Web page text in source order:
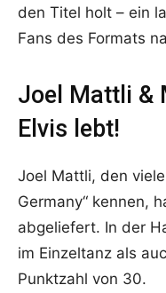
den Titel holt – ein
Fans des Formats
Joel Mattli &
Elvis lebt!
Joel Mattli, den
Germany“ kennen,
abgeliefert. In der
im Einzeltanz als
Punktzahl von 30.